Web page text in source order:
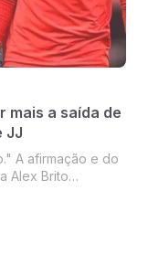
mais a saída de
JJ
A afirmação e do
Alex Brito